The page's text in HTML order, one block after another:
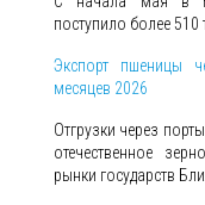
поступило более 510
Экспорт пшеницы
месяцев 2026
Отгрузки через
отечественное
рынки государств